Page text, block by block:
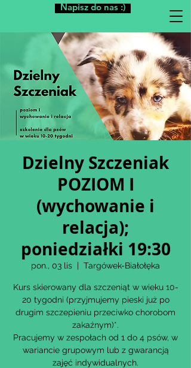
Napisz do nas :)
Dzielny Szczeniak
POZIOM I
(wychowanie i
relacja);
poniedziałki 19:30
pon., 03 lis
  |
Targówek-Białołęka
Kurs skierowany dla szczeniąt w wieku 10-
20 tygodni (przyjmujemy pieski już po
drugim szczepieniu przeciwko chorobom
zakaźnym)*.
Pracujemy w zespołach od 1 do 4 psów, w
wariancie grupowym lub z gwarancją
zajęć indywidualnych.